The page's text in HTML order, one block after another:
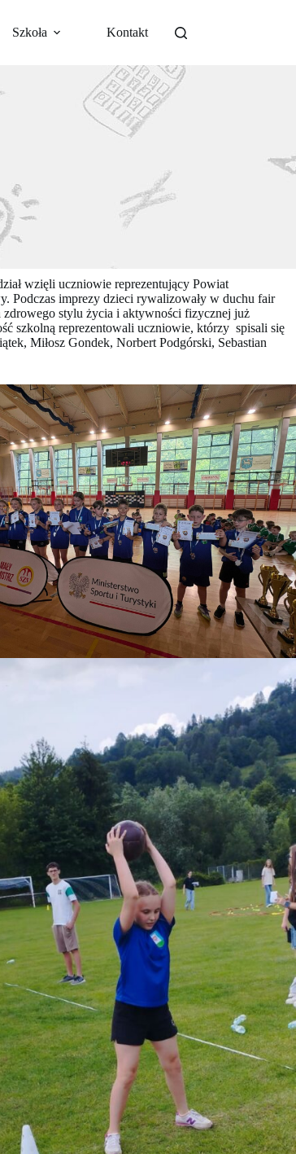
Szkoła Kontakt
wzięli uczniowie reprezentujący Powiat
Podczas imprezy dzieci rywalizowały w duchu fair
zdrowego stylu życia i aktywności fizycznej już
szkolną reprezentowali uczniowie, którzy spisali się
Miłosz Gondek, Norbert Podgórski, Sebastian